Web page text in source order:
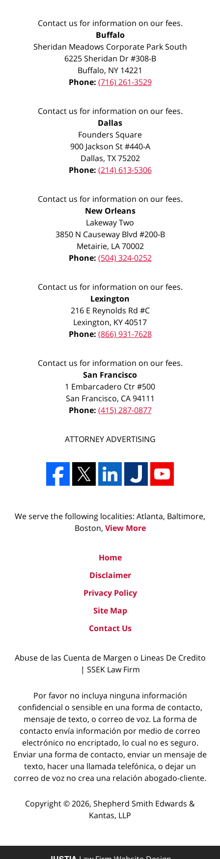
Contact us for information on our fees.
Buffalo
Sheridan Meadows Corporate Park South
6225 Sheridan Dr #308-B
Buffalo, NY 14221
Phone: (716) 261-3529
Contact us for information on our fees.
Dallas
Founders Square
900 Jackson St #440-A
Dallas, TX 75202
Phone: (214) 613-5306
Contact us for information on our fees.
New Orleans
Lakeway Two
3850 N Causeway Blvd #200-B
Metairie, LA 70002
Phone: (504) 324-0252
Contact us for information on our fees.
Lexington
216 E Reynolds Rd #C
Lexington, KY40517
Phone: (866) 931-7628
Contact us for information on our fees.
San Francisco
1 Embarcadero Ctr #500
San Francisco, CA 94111
Phone: (415) 287-0877
ATTORNEY ADVERTISING
We serve the following localities: Atlanta, Baltimore,
Boston, View More
Home
Disclaimer
Privacy Policy
Site Map
Contact Us
Abuse de las Cuenta de Margen o Lineas De Credito
| SSEK Law Firm
Por favor no incluya ninguna información
confidencial o sensible en una forma de contacto,
mensaje de texto, o correo de voz. La forma de
contacto envía información por medio de correo
electrónico no encriptado, lo cual no es seguro.
Enviar una forma de contacto, enviar un mensaje de
texto, hacer una llamada telefónica, o dejar un
correo de voz no crea una relación abogado-cliente.
Copyright © 2026, Shepherd Smith Edwards &
Kantas, LLP